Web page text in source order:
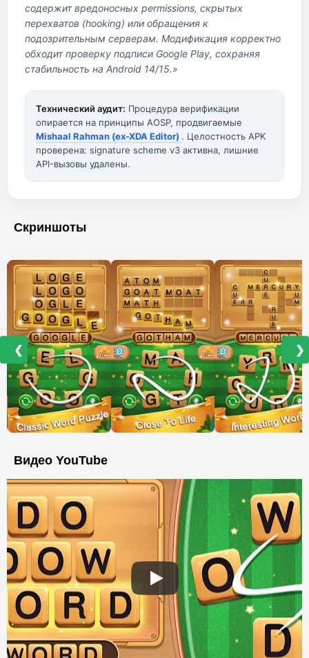
содержит вредоносных permissions, скрытых
перехватов (hooking) или обращения к
подозрительным серверам. Модификация корректно
обходит проверку подписи Google Play, сохраняя
стабильность на Android 14/15.»
Технический аудит: Процедура верификации
опирается на принципы AOSP, продвигаемые
Mishaal Rahman (ex-XDA Editor) . Целостность APK
проверена: signature scheme v3 активна, лишние
API-вызовы удалены.
Скриншоты
❮ ❯
Видео YouTube